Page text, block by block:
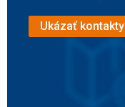
Ukázať kontakty